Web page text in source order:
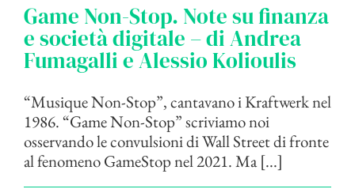
Game Non-Stop. Note su finanza
e società digitale – di Andrea
Fumagalli e Alessio Kolioulis
“Musique Non-Stop”, cantavano i Kraftwerk nel
1986. “Game Non-Stop” scriviamo noi
osservando le convulsioni di Wall Street di fronte
al fenomeno GameStop nel 2021. Ma [...]